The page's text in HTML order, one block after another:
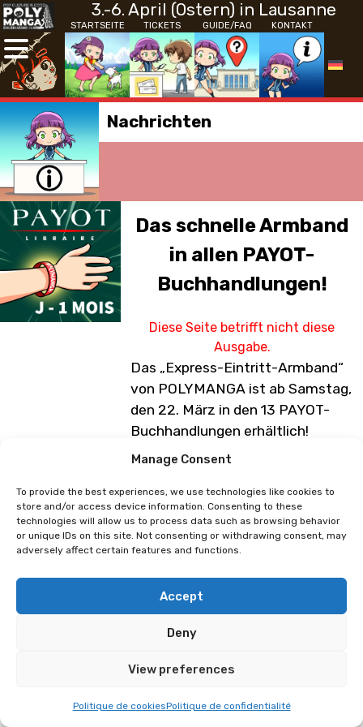
Manage Consent
To provide the best experiences, we use technologies like cookies to
store and/or access device information. Consenting to these
technologies will allow us to process data such as browsing behavior
or unique IDs on this site. Not consenting or withdrawing consent, may
adversely affect certain features and functions.
Accept
Deny
View preferences
Politique de cookiesPolitique de confidentialité
3.-6. April (Ostern) in Lausanne
STARTSEITE TICKETS GUIDE/FAQ KONTAKT
Nachrichten
Das schnelle Armband
in allen PAYOT-
Buchhandlungen!
Diese Seite betrifft nicht diese
Ausgabe.
Das „Express-Eintritt-Armband“
von POLYMANGA ist ab Samstag,
den 22. März in den 13 PAYOT-
Buchhandlungen erhältlich!
Es kann gegen jede Eintrittskarte
polymanga.com oder bei PAYOT
gekauft wurde. Alternativ am
Eingang des Festivals an den
Tagen, an denen POLYMANGA
geöffnet ist.
Wasserdichtes Armband, das
direkt am Handgelenk befestigt
Festival nicht ablegen. Letztes